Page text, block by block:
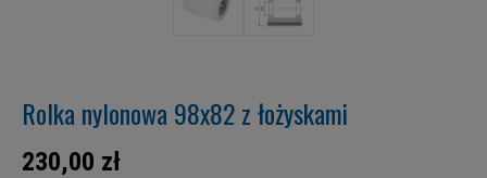
Rolka nylonowa 98x82 z łożyskami
230,00 zł